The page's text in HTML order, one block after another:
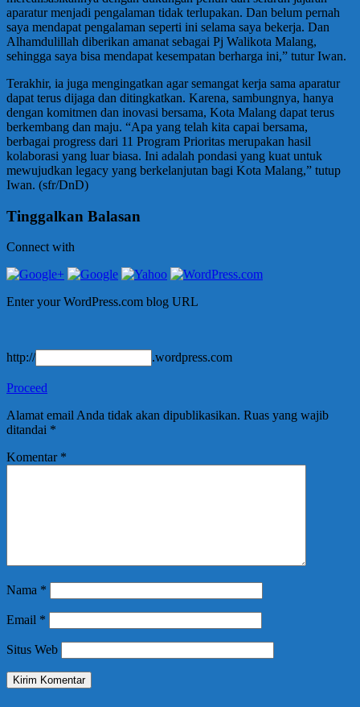
aparatur menjadi pengalaman tidak terlupakan. Dan belum pernah
saya mendapat pengalaman seperti ini selama saya bekerja. Dan
Alhamdulillah diberikan amanat sebagai Pj Walikota Malang,
sehingga saya bisa mendapat kesempatan berharga ini,” tutur Iwan.
Terakhir, ia juga mengingatkan agar semangat kerja sama aparatur
dapat terus dijaga dan ditingkatkan. Karena, sambungnya, hanya
dengan komitmen dan inovasi bersama, Kota Malang dapat terus
berkembang dan maju. “Apa yang telah kita capai bersama,
berbagai progress dari 11 Program Prioritas merupakan hasil
kolaborasi yang luar biasa. Ini adalah pondasi yang kuat untuk
mewujudkan legacy yang berkelanjutan bagi Kota Malang,” tutup
Iwan. (sfr/DnD)
Tinggalkan Balasan
Connect with
Enter your WordPress.com blog URL
http:// .wordpress.com
Proceed
Alamat email Anda tidak akan dipublikasikan. Ruas yang wajib
ditandai *
Komentar *
Nama *
Email *
Situs Web